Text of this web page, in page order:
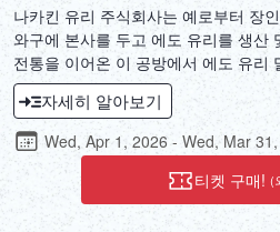
나카킨 유리 주식회사는 예로부터 장
와구에 본사를 두고 에도 유리를 생산
전통을 이어온 이 공방에서 에도 유리
리 공예에 참여해 보세요. 장인이 직접
별한 무늬를 그리고 조각하여 독창적
된 말차 찻잔을 사용하여 공방의 다다
보세요. 에도 유리의 아름다운 색조와
성을 경험해 보세요.
자세히 알아보기
Wed, Apr 1, 2026 - Wed, Mar
티켓 구매! (